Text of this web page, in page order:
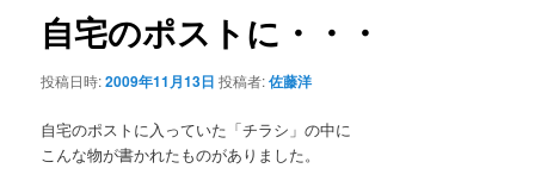
ゲ
ー
ョ
自宅のポストに・・・
投稿日時:2009年11月13日 投稿者:佐藤洋
自宅のポストに入っていた「チラシ」の中に
こんな物が書かれたものがありました。